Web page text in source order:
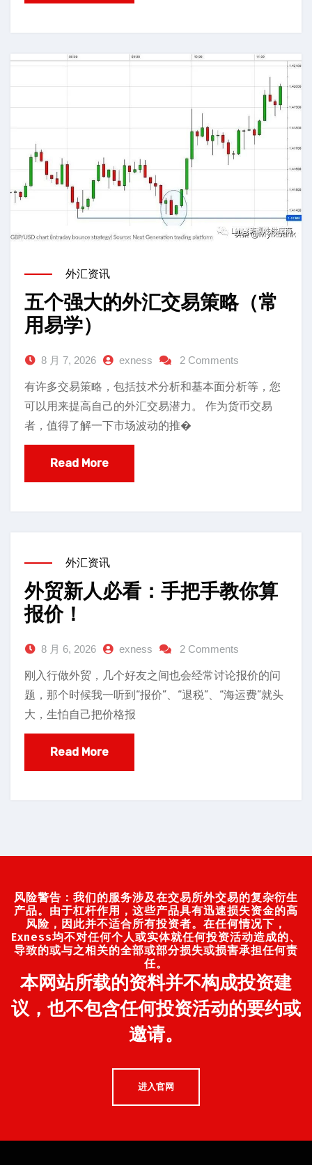
外汇资讯
五个强大的外汇交易策略（常
用易学）
8 月 7, 2026 exness 2 Comments
有许多交易策略，包括技术分析和基本面分析等，您
可以用来提高自己的外汇交易潜力。 作为货币交易
者，值得了解一下市场波动的推�
Read More
外汇资讯
外贸新人必看：手把手教你算
报价！
8 月 6, 2026 exness 2 Comments
刚入行做外贸，几个好友之间也会经常讨论报价的问
题，那个时候我一听到“报价”、“退税”、“海运费”就头
大，生怕自己把价格报
Read More
风险警告：我们的服务涉及在交易所外交易的复杂衍生
产品。由于杠杆作用，这些产品具有迅速损失资金的高
风险，因此并不适合所有投资者。在任何情况下，
Exness均不对任何个人或实体就任何投资活动造成的、
导致的或与之相关的全部或部分损失或损害承担任何责
任。
本网站所载的资料并不构成投资建
议，也不包含任何投资活动的要约或
邀请。
进入官网